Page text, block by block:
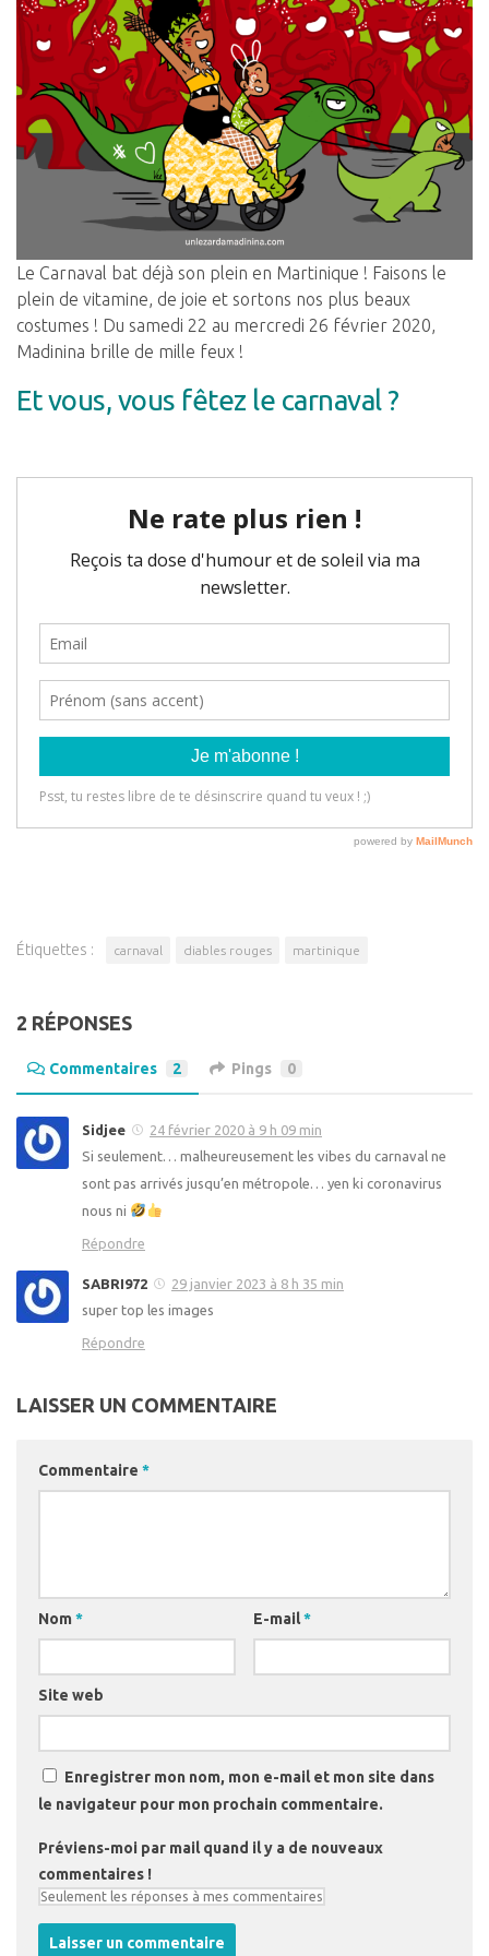
Le Carnaval bat déjà son plein en Martinique ! Faisons le
plein de vitamine, de joie et sortons nos plus beaux
costumes ! Du samedi 22 au mercredi 26 février 2020,
Madinina brille de mille feux !
Et vous, vous fêtez le carnaval ?
Étiquettes : carnaval diables rouges martinique
2 RÉPONSES
Commentaires 2 Pings 0
Sidjee
24 février 2020 à 9 h 09 min
Si seulement… malheureusement les vibes du carnaval ne
sont pas arrivés jusqu’en métropole… yen ki coronavirus
nous ni
Répondre
SABRI972
29 janvier 2023 à 8 h 35 min
super top les images
Répondre
LAISSER UN COMMENTAIRE
Commentaire *
Nom * E-mail*
Site web
Enregistrer mon nom, mon e-mail et mon site dans
le navigateur pour mon prochain commentaire.
Préviens-moi par mail quand il y a de nouveaux
commentaires !